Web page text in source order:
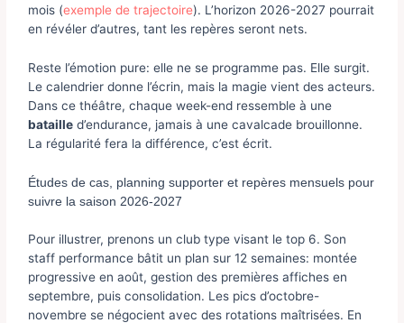
mois (exemple de trajectoire). L’horizon 2026-2027 pourrait
en révéler d’autres, tant les repères seront nets.
Reste l’émotion pure: elle ne se programme pas. Elle surgit.
Le calendrier donne l’écrin, mais la magie vient des acteurs.
Dans ce théâtre, chaque week-end ressemble à une
bataille d’endurance, jamais à une cavalcade brouillonne.
La régularité fera la différence, c’est écrit.
Études de cas, planning supporter et repères mensuels pour
suivre la saison 2026-2027
Pour illustrer, prenons un club type visant le top 6. Son
staff performance bâtit un plan sur 12 semaines: montée
progressive en août, gestion des premières affiches en
septembre, puis consolidation. Les pics d’octobre-
novembre se négocient avec des rotations maîtrisées. En